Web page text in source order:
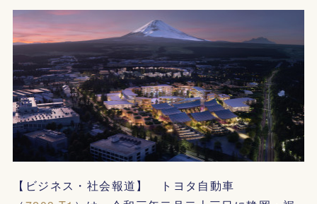
【ビジネス・社会報道】 トヨタ自動車